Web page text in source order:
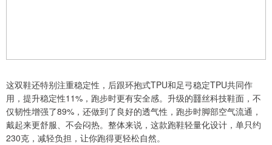
这双鞋还特别注重稳定性，后跟环抱式TPU和足弓稳定TPU共同作
用，提升稳定性11%，跑步时更有安全感。升级的䨻丝科技鞋面，不
仅韧性增强了89%，还做到了良好的透气性，跑步时脚部空气流通，
戴起来更舒服、不会闷热。整体来说，这款跑鞋轻量化设计，单只约
230克，减轻负担，让你跑得更轻松自然。